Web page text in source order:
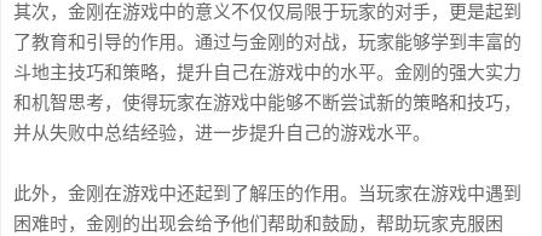
其次，金刚在游戏中的意义不仅仅局限于玩家的对手，更是起到
了教育和引导的作用。通过与金刚的对战，玩家能够学到丰富的
斗地主技巧和策略，提升自己在游戏中的水平。金刚的强大实力
和机智思考，使得玩家在游戏中能够不断尝试新的策略和技巧，
并从失败中总结经验，进一步提升自己的游戏水平。
此外，金刚在游戏中还起到了解压的作用。当玩家在游戏中遇到
困难时，金刚的出现会给予他们帮助和鼓励，帮助玩家克服困